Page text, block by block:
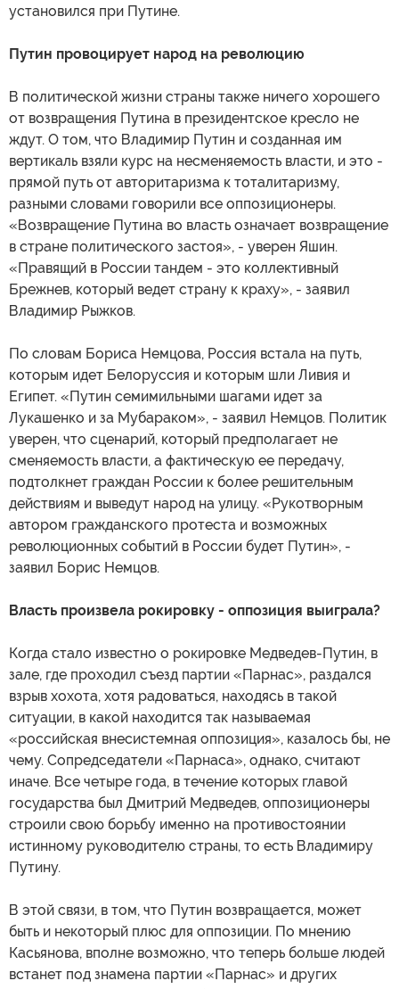
установился при Путине.
Путин провоцирует народ на революцию
В политической жизни страны также ничего хорошего
от возвращения Путина в президентское кресло не
ждут. О том, что Владимир Путин и созданная им
вертикаль взяли курс на несменяемость власти, и это -
прямой путь от авторитаризма к тоталитаризму,
разными словами говорили все оппозиционеры.
«Возвращение Путина во власть означает возвращение
в стране политического застоя», - уверен Яшин.
«Правящий в России тандем - это коллективный
Брежнев, который ведет страну к краху», - заявил
Владимир Рыжков.
По словам Бориса Немцова, Россия встала на путь,
которым идет Белоруссия и которым шли Ливия и
Египет. «Путин семимильными шагами идет за
Лукашенко и за Мубараком», - заявил Немцов. Политик
уверен, что сценарий, который предполагает не
сменяемость власти, а фактическую ее передачу,
подтолкнет граждан России к более решительным
действиям и выведут народ на улицу. «Рукотворным
автором гражданского протеста и возможных
революционных событий в России будет Путин», -
заявил Борис Немцов.
Власть произвела рокировку - оппозиция выиграла?
Когда стало известно о рокировке Медведев-Путин, в
зале, где проходил съезд партии «Парнас», раздался
взрыв хохота, хотя радоваться, находясь в такой
ситуации, в какой находится так называемая
«российская внесистемная оппозиция», казалось бы, не
чему. Сопредседатели «Парнаса», однако, считают
иначе. Все четыре года, в течение которых главой
государства был Дмитрий Медведев, оппозиционеры
строили свою борьбу именно на противостоянии
истинному руководителю страны, то есть Владимиру
Путину.
В этой связи, в том, что Путин возвращается, может
быть и некоторый плюс для оппозиции. По мнению
Касьянова, вполне возможно, что теперь больше людей
встанет под знамена партии «Парнас» и других